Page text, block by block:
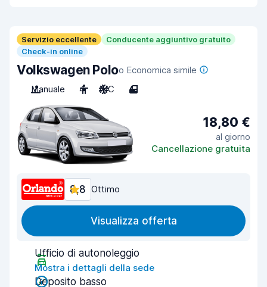
Servizio eccellente
Conducente aggiuntivo gratuito
Check-in online
Volkswagen Poloo Economica simile
Manuale
4 A/C 4
18,80 €
al giorno
Cancellazione gratuita
8,8 Ottimo
Visualizza offerta
Ufficio di autonoleggio
Mostra i dettagli della sede
Deposito basso